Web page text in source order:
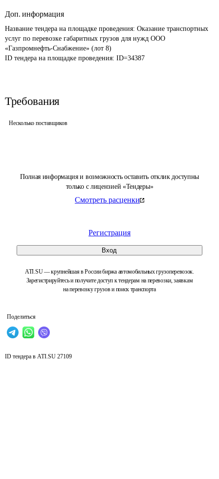
Полная информация и возможность оставить отклик доступны
только с лицензией «Тендеры»
Смотреть расценки
Регистрация
Вход
ATI.SU — крупнейшая в России биржа автомобильных грузоперевозок.
Зарегистрируйтесь и получите доступ к тендерам на перевозки, заявкам
на перевозку грузов и поиск транспорта
Поделиться
Доп. информация
Название тендера на площадке проведения: Оказание транспортных
услуг по перевозке габаритных грузов для нужд ООО
«Газпромнефть-Снабжение» (лот 8)
ID тендера на площадке проведения: ID=34387
Требования
Несколько поставщиков
ID тендера в ATI.SU 27109